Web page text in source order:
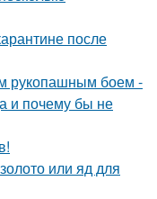
после
рукопашным боем -
и почему бы не
или яд для